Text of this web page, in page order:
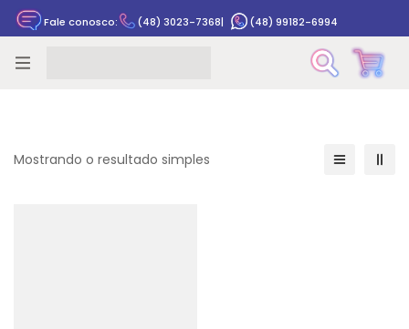
Fale conosco: (48) 3023-7368| (48) 99182-6994
Mostrando o resultado simples